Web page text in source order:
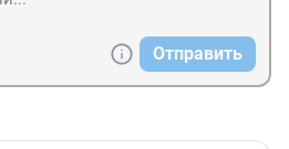
Отправить